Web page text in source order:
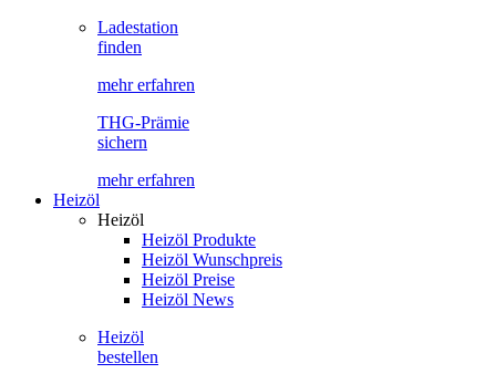
Ladestation
finden
mehr erfahren
THG-Prämie
sichern
mehr erfahren
Heizöl
Heizöl
Heizöl Produkte
Heizöl Wunschpreis
Heizöl Preise
Heizöl News
Heizöl
bestellen